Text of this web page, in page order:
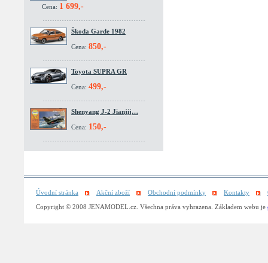
Cena: 1 699,-
Škoda Garde 1982
Cena: 850,-
Toyota SUPRA GR
Cena: 499,-
Shenyang J-2 Jianjij…
Cena: 150,-
Úvodní stránka Akční zboží Obchodní podmínky Kontakty
Copyright © 2008 JENAMODEL.cz. Všechna práva vyhrazena. Základem webu je